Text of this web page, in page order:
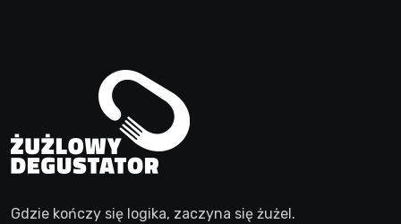
Gdzie kończy się logika, zaczyna się żużel.